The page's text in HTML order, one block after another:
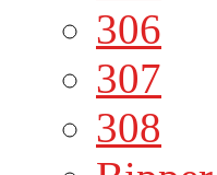
306
307
308